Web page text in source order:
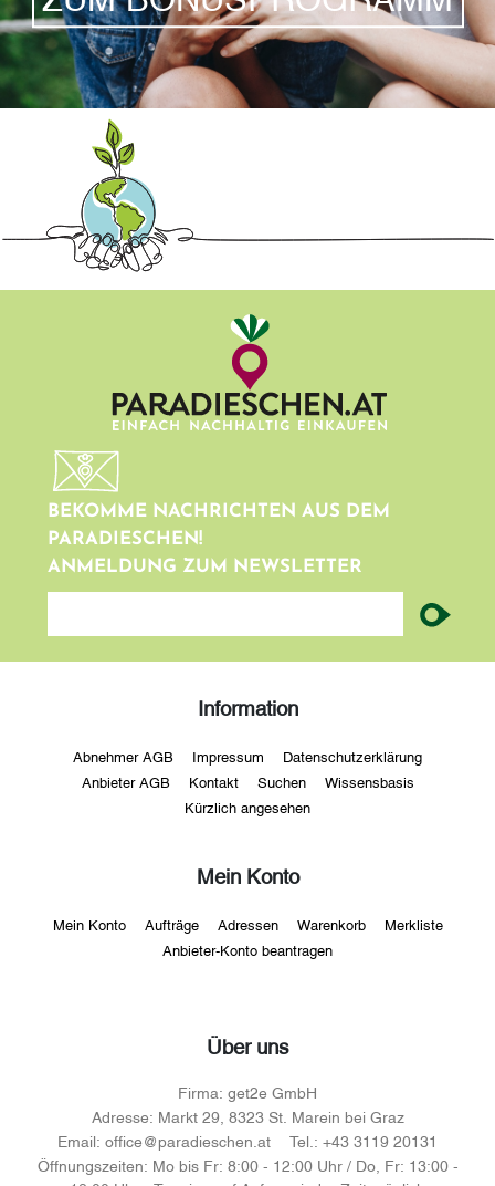
BEKOMME NACHRICHTEN AUS DEM
PARADIESCHEN!
ANMELDUNG ZUM NEWSLETTER
newsletter
Information
Abnehmer AGB Impressum Datenschutzerklärung
Anbieter AGB Kontakt Suchen Wissensbasis
Kürzlich angesehen
Mein Konto
Mein Konto Aufträge Adressen Warenkorb Merkliste
Anbieter-Konto beantragen
Über uns
Firma: get2e GmbH
Adresse: Markt 29, 8323 St. Marein bei Graz
Email: office@paradieschen.at Tel.: +43 3119 20131
Öffnungszeiten: Mo bis Fr: 8:00 - 12:00 Uhr / Do, Fr: 13:00 -